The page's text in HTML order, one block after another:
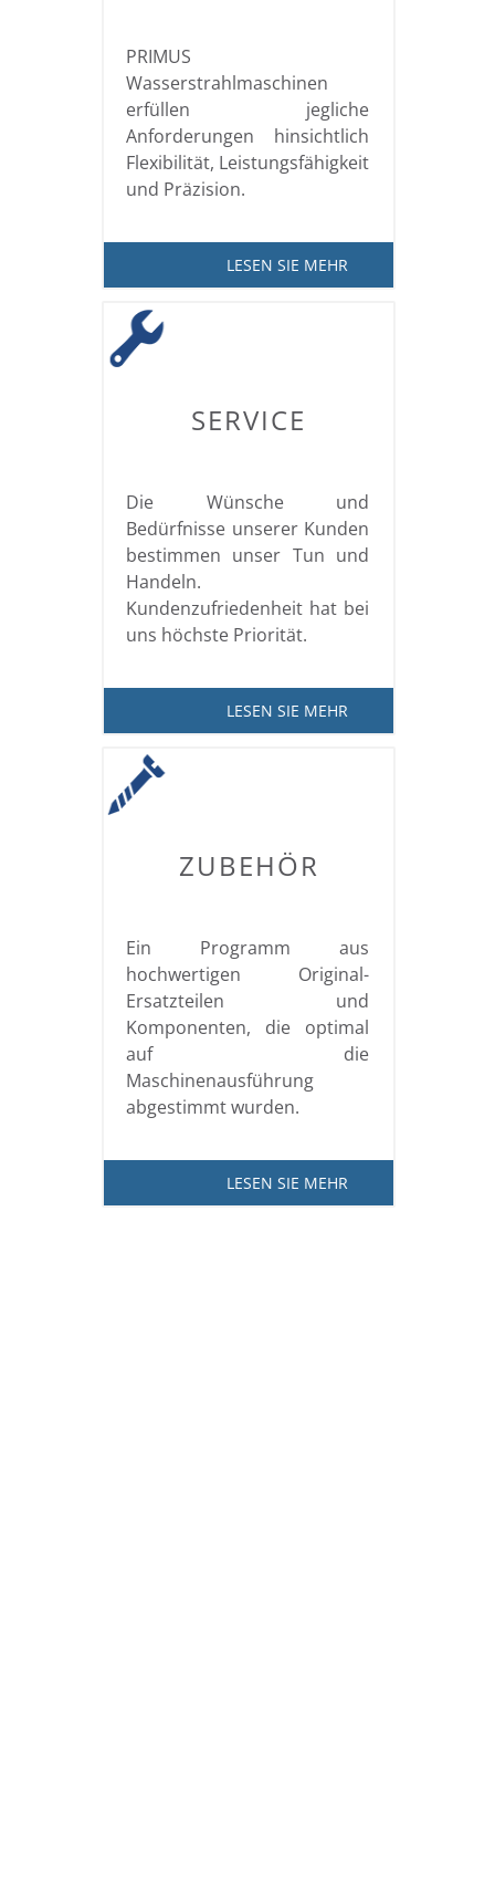
PRIMUS
Wasserstrahlmaschinen
erfüllen jegliche
Anforderungen hinsichtlich
Flexibilität, Leistungsfähigkeit
und Präzision.
LESEN SIE MEHR
SERVICE
Die Wünsche und
Bedürfnisse unserer Kunden
bestimmen unser Tun und
Handeln.
Kundenzufriedenheit hat bei
uns höchste Priorität.
LESEN SIE MEHR
ZUBEHÖR
Ein Programm aus
hochwertigen Original-
Ersatzteilen und
Komponenten, die optimal
auf die
Maschinenausführung
abgestimmt wurden.
LESEN SIE MEHR